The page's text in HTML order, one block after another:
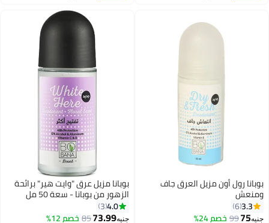
بوبانا رول أون مزيل العرق جاف
ومنعش
3.3
6
جنيه75
99 خصم 24%
بوبانا مزيل عرق "وايت هير" برائحة
الزهور من بوبانا - سعة 50 مل
4.0
3
جنيه73.99
85 خصم 12%